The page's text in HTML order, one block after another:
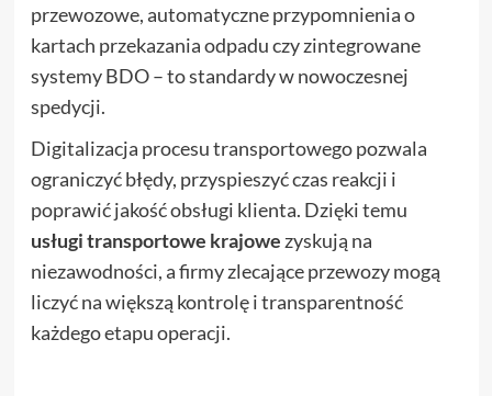
przewozowe, automatyczne przypomnienia o
kartach przekazania odpadu czy zintegrowane
systemy BDO – to standardy w nowoczesnej
spedycji.
Digitalizacja procesu transportowego pozwala
ograniczyć błędy, przyspieszyć czas reakcji i
poprawić jakość obsługi klienta. Dzięki temu
usługi transportowe krajowe zyskują na
niezawodności, a firmy zlecające przewozy mogą
liczyć na większą kontrolę i transparentność
każdego etapu operacji.